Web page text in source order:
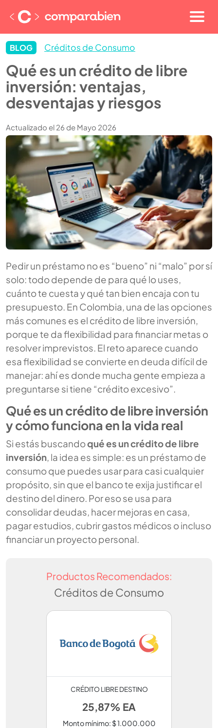
BLOG Créditos de Consumo
Qué es un crédito de libre
inversión: ventajas,
desventajas y riesgos
Actualizado el 26 de Mayo 2026
Pedir un préstamo no es “bueno” ni “malo” por sí
solo: todo depende de para qué lo uses,
cuánto te cuesta y qué tan bien encaja con tu
presupuesto. En Colombia, una de las opciones
más comunes es el crédito de libre inversión,
porque te da flexibilidad para financiar metas o
resolver imprevistos. El reto aparece cuando
esa flexibilidad se convierte en deuda difícil de
manejar: ahí es donde mucha gente empieza a
preguntarse si tiene “crédito excesivo”.
Qué es un crédito de libre inversión
y cómo funciona en la vida real
Si estás buscandoqué es un crédito de libre
inversión, la idea es simple: es un préstamo de
consumo que puedes usar para casi cualquier
propósito, sin que el banco te exija justificar el
destino del dinero. Por eso se usa para
consolidar deudas, hacer mejoras en casa,
pagar estudios, cubrir gastos médicos o incluso
financiar un proyecto personal.
Productos Recomendados:
Créditos de Consumo
CRÉDITO LIBRE DESTINO
25,87% EA
Monto mínimo: $ 1.000.000